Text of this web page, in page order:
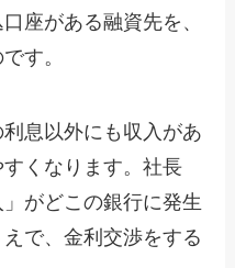
座がある融資先を、
す。
息以外にも収入があ
くなります。社長
がどこの銀行に発生
で、金利交渉をする